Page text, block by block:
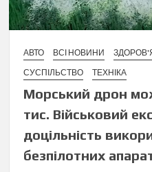
АВТО ВСІ НОВИНИ
СУСПІЛЬСТВО
ТЕХНІКА
Морський дрон
тис. Військовий
доцільність
безпілотних